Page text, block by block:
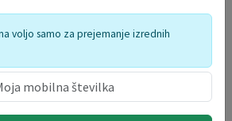
19 20 21 22
23
26 27 28 29
30
voljo samo za prejemanje izrednih